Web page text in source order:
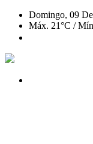
Domingo, 09
Máx. 21°C /